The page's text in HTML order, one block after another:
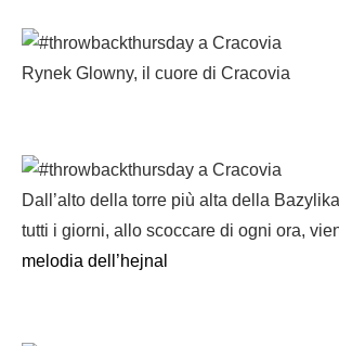
Rynek Glowny, il cuore di Cracovia
Dall’alto della torre più alta della
tutti i giorni, allo scoccare di ogni ora,
melodia dell’hejnal